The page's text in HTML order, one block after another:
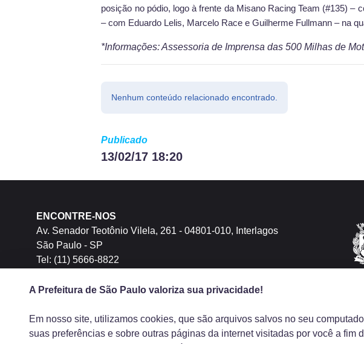
posição no pódio, logo à frente da Misano Racing Team (#135)
– com Eduardo Lelis, Marcelo Race e Guilherme Fullmann – na
*Informações: Assessoria de Imprensa das 500 Milhas de
Nenhum conteúdo relacionado encontrado.
Publicado
13/02/17 18:20
ENCONTRE-NOS
Av. Senador Teotônio Vilela, 261 - 04801-010, Interlagos
São Paulo - SP
Tel: (11) 5666-8822
Prefeitura Municipal de São Paulo, SP, Brasil
A Prefeitura de São Paulo valoriza sua privacidade!
Em nosso site, utilizamos cookies, que são arquivos salvos no seu
suas preferências e sobre outras páginas da internet visitadas por você a fim